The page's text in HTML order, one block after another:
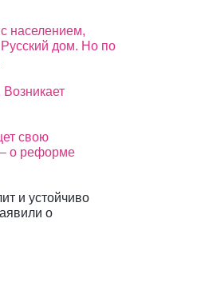
населением,
Русский дом. Но по
свою
– о реформе
и устойчиво
о